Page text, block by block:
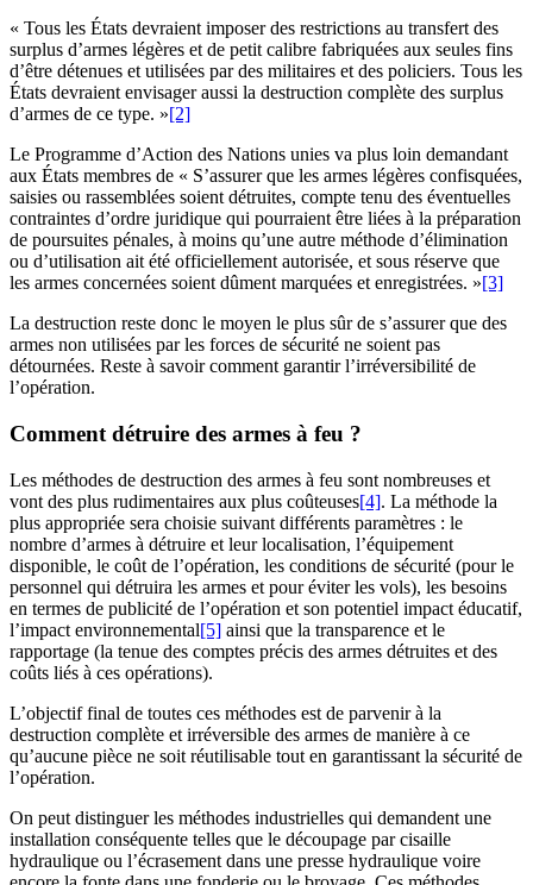
« Tous les États devraient imposer des restrictions au transfert des
surplus d’armes légères et de petit calibre fabriquées aux seules fins
d’être détenues et utilisées par des militaires et des policiers. Tous les
États devraient envisager aussi la destruction complète des surplus
d’armes de ce type. »[2]
Le Programme d’Action des Nations unies va plus loin demandant
aux États membres de « S’assurer que les armes légères confisquées,
saisies ou rassemblées soient détruites, compte tenu des éventuelles
contraintes d’ordre juridique qui pourraient être liées à la préparation
de poursuites pénales, à moins qu’une autre méthode d’élimination
ou d’utilisation ait été officiellement autorisée, et sous réserve que
les armes concernées soient dûment marquées et enregistrées. »[3]
La destruction reste donc le moyen le plus sûr de s’assurer que des
armes non utilisées par les forces de sécurité ne soient pas
détournées. Reste à savoir comment garantir l’irréversibilité de
l’opération.
Comment détruire des armes à feu ?
Les méthodes de destruction des armes à feu sont nombreuses et
vont des plus rudimentaires aux plus coûteuses[4]. La méthode la
plus appropriée sera choisie suivant différents paramètres : le
nombre d’armes à détruire et leur localisation, l’équipement
disponible, le coût de l’opération, les conditions de sécurité (pour le
personnel qui détruira les armes et pour éviter les vols), les besoins
en termes de publicité de l’opération et son potentiel impact éducatif,
l’impact environnemental[5] ainsi que la transparence et le
rapportage (la tenue des comptes précis des armes détruites et des
coûts liés à ces opérations).
L’objectif final de toutes ces méthodes est de parvenir à la
destruction complète et irréversible des armes de manière à ce
qu’aucune pièce ne soit réutilisable tout en garantissant la sécurité de
l’opération.
On peut distinguer les méthodes industrielles qui demandent une
installation conséquente telles que le découpage par cisaille
hydraulique ou l’écrasement dans une presse hydraulique voire